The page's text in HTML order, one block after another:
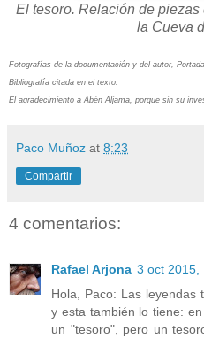
El tesoro. Relación de
la Cueva
Fotografías de la documentación y del autor,
Bibliografía citada en el texto.
El agradecimiento a Abén Aljama, porque sin su
Paco Muñoz at 8:23
Compartir
4 comentarios:
Rafael Arjona 3 oct 2015,
Hola, Paco: Las leyendas
y esta también lo tiene:
un "tesoro", pero un